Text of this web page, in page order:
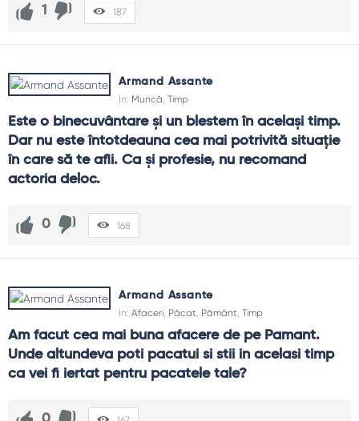
1 187
Armand Assante
In: Muncă, Timp
Este o binecuvântare şi un blestem în acelaşi timp.
Dar nu este întotdeauna cea mai potrivită situaţie
în care să te afli. Ca şi profesie, nu recomand
actoria deloc.
0 168
Armand Assante
In: Afaceri, Păcat, Pământ, Timp
Am facut cea mai buna afacere de pe Pamant.
Unde altundeva poti pacatui si stii in acelasi timp
ca vei fi iertat pentru pacatele tale?